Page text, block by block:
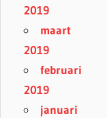
2019
maart
2019
februari
2019
januari